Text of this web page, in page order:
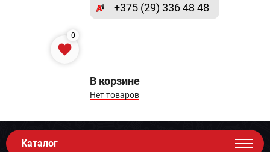
+375 (29) 336 48 48
0
В корзине
Нет товаров
Каталог